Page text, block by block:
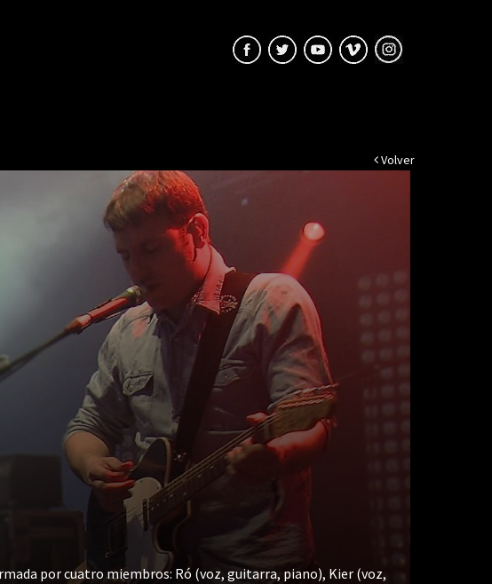
Volver
por cuatro miembros: Ró (voz, guitarra, piano), Kier (voz,